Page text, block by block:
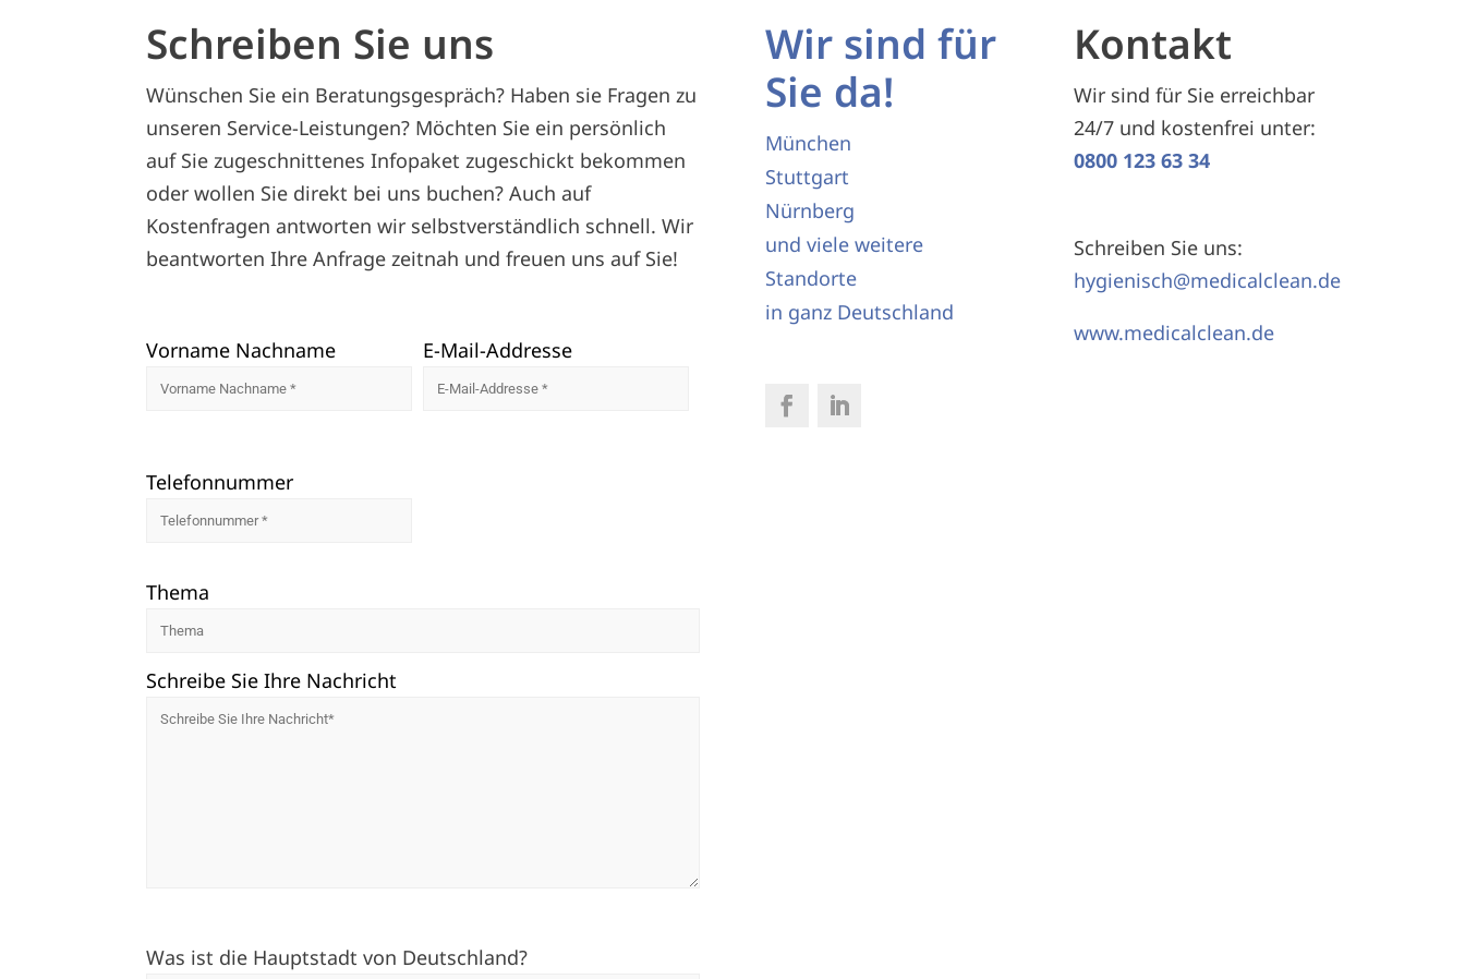
Schreiben Sie uns
Wünschen Sie ein Beratungsgespräch? Haben sie Fragen zu
unseren Service-Leistungen? Möchten Sie ein persönlich
auf Sie zugeschnittenes Infopaket zugeschickt bekommen
oder wollen Sie direkt bei uns buchen? Auch auf
Kostenfragen antworten wir selbstverständlich schnell. Wir
beantworten Ihre Anfrage zeitnah und freuen uns auf Sie!
Vorname Nachname E-Mail-Addresse
Telefonnummer
Thema
Schreibe Sie Ihre Nachricht
Was ist die Hauptstadt von Deutschland?
Wir sind für
Sie da!
München
Stuttgart
Nürnberg
und viele weitere
Standorte
in ganz Deutschland
Kontakt
Wir sind für Sie erreichbar
24/7 und kostenfrei unter:
0800 123 63 34
Schreiben Sie uns:
hygienisch@medicalclean.de
www.medicalclean.de